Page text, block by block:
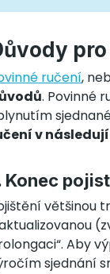
ručení,
. Povinné
v
Konec
většinou
Aby
sjednání